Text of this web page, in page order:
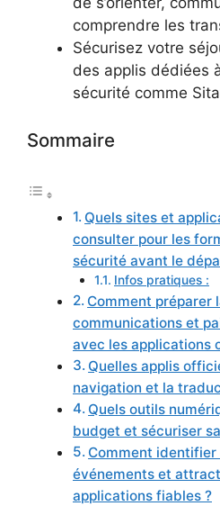
comprendre les
Sécurisez votre
des applis dédiées
sécurité comme
Sommaire
Quels sites et
consulter pour les
sécurité avant le
Infos pratiques :
Comment préparer
communications et
avec les applications
Quelles applis
navigation et la
Quels outils
budget et sécuriser
Comment
événements et
applications fiables ?